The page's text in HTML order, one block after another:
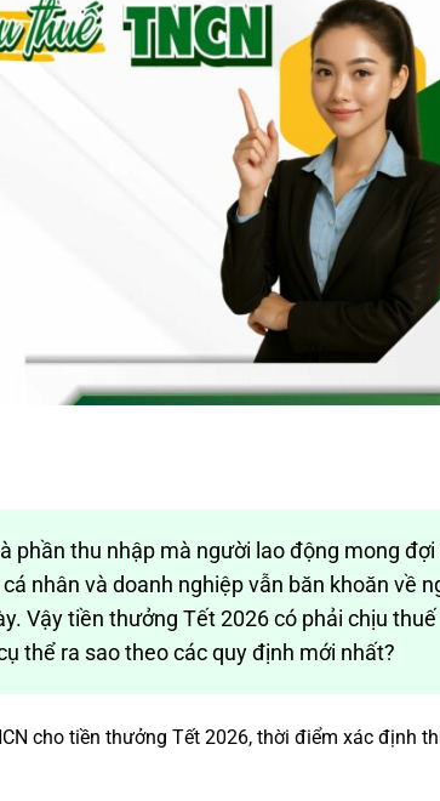
phần thu nhập mà người lao động mong
nhân và doanh nghiệp vẫn băn khoăn về
Vậy tiền thưởng Tết 2026 có phải chịu thuế
thể ra sao theo các quy định mới nhất?
cho tiền thưởng Tết 2026, thời điểm xác định